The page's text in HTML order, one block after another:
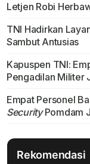
Letjen Robi
TNI Hadirkan
Sambut Antusias
Kapuspen TNI:
Pengadilan Militer
Empat Personel
SecurityPomdam
Rekomendasi